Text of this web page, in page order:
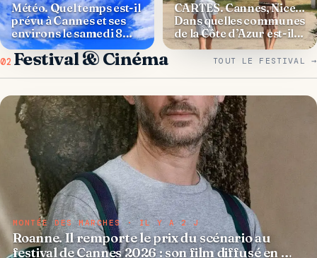
Météo. Quel temps est-il
prévu à Cannes et ses
environs le samedi 8
août 2026 ?
CARTES. Cannes, Nice…
Dans quelles communes
de la Côte d’Azur est-il
interdit de se promener
torse nu ou en ma
02 Festival & Cinéma TOUT LE FESTIVAL →
MONTÉE DES MARCHES · IL Y A 2 J
Roanne. Il remporte le prix du scénario au
festival de Cannes 2026 : son film diffusé en …